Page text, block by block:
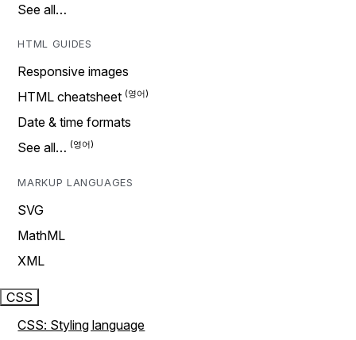
See all…
HTML GUIDES
Responsive images
HTML cheatsheet
Date & time formats
See all…
MARKUP LANGUAGES
SVG
MathML
XML
CSS
CSS: Styling language